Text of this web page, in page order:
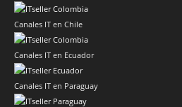
Canales IT en Chile
Canales IT en Ecuador
Canales IT en Paraguay